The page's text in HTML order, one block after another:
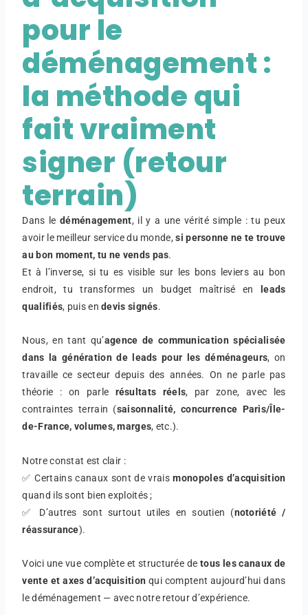
pour le
déménagement :
la méthode qui
fait vraiment
signer (retour
terrain)
Dans ledéménagement, il y a une vérité simple : tu peux
avoir le meilleur service du monde,si personne ne te trouve
au bon moment, tu ne vends pas.
Et à l’inverse, si tu es visible sur les bons leviers au bon
endroit, tu transformes un budget maîtrisé en
leads
qualifiés, puis endevis signés.
Nous, en tant qu’agence de communication spécialisée
dans la génération de leads pour les déménageurs, on
travaille ce secteur depuis des années. On ne parle pas
théorie : on parle résultats réels, par zone, avec les
contraintes terrain (saisonnalité, concurrence Paris/Île-
de-France, volumes, marges, etc.).
Notre constat est clair :
✅ Certains canaux sont de vraismonopoles d’acquisition
quand ils sont bien exploités ;
✅ D’autres sont surtout utiles en soutien (notoriété /
réassurance).
Voici une vue complète et structurée detous les canaux de
vente et axes d’acquisition qui comptent aujourd’hui dans
le déménagement — avec notre retour d’expérience.